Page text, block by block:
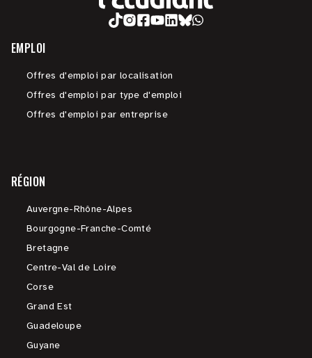
EMPLOI
Offres d'emploi par localisation
Offres d'emploi par type d'emploi
Offres d'emploi par entreprise
RÉGION
Auvergne-Rhône-Alpes
Bourgogne-Franche-Comté
Bretagne
Centre-Val de Loire
Corse
Grand Est
Guadeloupe
Guyane